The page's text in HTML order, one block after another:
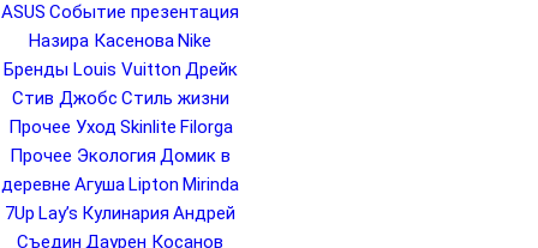
ASUS Событие презентация
Назира Касенова Nike
Бренды Louis Vuitton Дрейк
Стив Джобс Стиль жизни
Прочее Уход Skinlite Filorga
Прочее Экология Домик в
деревне Агуша Lipton Mirinda
7Up Lay’s Кулинария Андрей
Съедин Даурен Косанов